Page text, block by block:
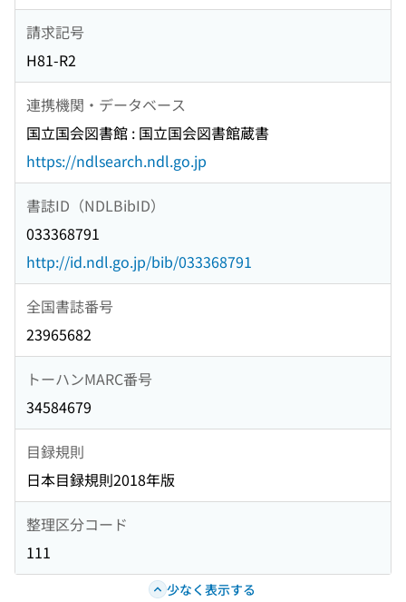
請求記号
H81-R2
連携機関・データベース
国立国会図書館 : 国立国会図書館蔵書
https://ndlsearch.ndl.go.jp
書誌ID（NDLBibID）
033368791
http://id.ndl.go.jp/bib/033368791
全国書誌番号
23965682
トーハンMARC番号
34584679
目録規則
日本目録規則2018年版
整理区分コード
111
少なく表示する